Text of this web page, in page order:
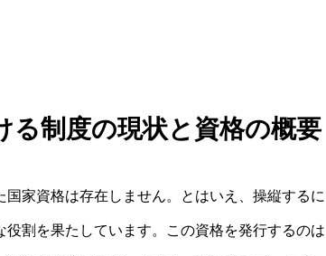
る制度の現状と資格の概要
家資格は存在しません。とはいえ、操縦するに
割を果たしています。この資格を発行するのは